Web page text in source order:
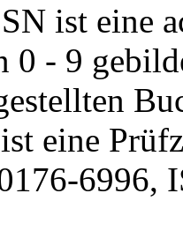
ist eine
0 - 9
eine
6996,